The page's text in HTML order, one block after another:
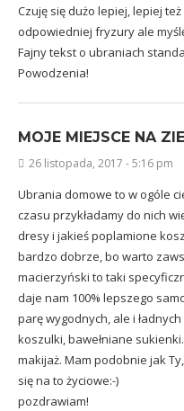
Czuję się dużo lepiej, lepiej
odpowiedniej fryzury ale
Fajny tekst o ubraniach
Powodzenia!
MOJE MIEJSCE NA
26 listopada, 2017 - 5:16 pm
Ubrania domowe to w ogóle
czasu przykładamy do nich
dresy i jakieś poplamione
bardzo dobrze, bo warto
macierzyński to taki
daje nam 100% lepszego
parę wygodnych, ale i
koszulki, bawełniane
makijaż. Mam podobnie jak
się na to życiowe:-)
pozdrawiam!